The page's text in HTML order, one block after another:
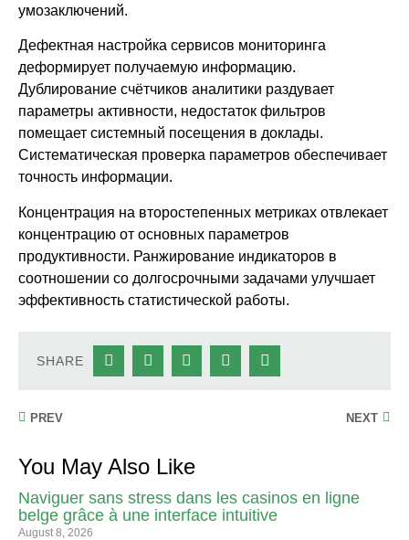
умозаключений.
Дефектная настройка сервисов мониторинга
деформирует получаемую информацию.
Дублирование счётчиков аналитики раздувает
параметры активности, недостаток фильтров
помещает системный посещения в доклады.
Систематическая проверка параметров обеспечивает
точность информации.
Концентрация на второстепенных метриках отвлекает
концентрацию от основных параметров
продуктивности. Ранжирование индикаторов в
соотношении со долгосрочными задачами улучшает
эффективность статистической работы.
SHARE
PREV NEXT
You May Also Like
Naviguer sans stress dans les casinos en ligne
belge grâce à une interface intuitive
August 8, 2026